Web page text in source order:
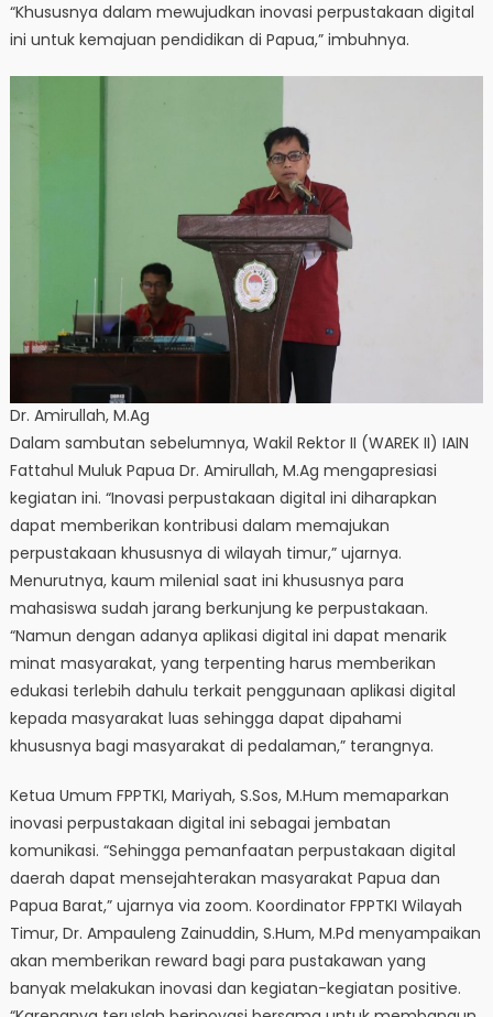
“Khususnya dalam mewujudkan inovasi perpustakaan digital
ini untuk kemajuan pendidikan di Papua,” imbuhnya.
Dr. Amirullah, M.Ag
Dalam sambutan sebelumnya, Wakil Rektor II (WAREK II) IAIN
Fattahul Muluk Papua Dr. Amirullah, M.Ag mengapresiasi
kegiatan ini. “Inovasi perpustakaan digital ini diharapkan
dapat memberikan kontribusi dalam memajukan
perpustakaan khususnya di wilayah timur,” ujarnya.
Menurutnya, kaum milenial saat ini khususnya para
mahasiswa sudah jarang berkunjung ke perpustakaan.
“Namun dengan adanya aplikasi digital ini dapat menarik
minat masyarakat, yang terpenting harus memberikan
edukasi terlebih dahulu terkait penggunaan aplikasi digital
kepada masyarakat luas sehingga dapat dipahami
khususnya bagi masyarakat di pedalaman,” terangnya.
Ketua Umum FPPTKI, Mariyah, S.Sos, M.Hum memaparkan
inovasi perpustakaan digital ini sebagai jembatan
komunikasi. “Sehingga pemanfaatan perpustakaan digital
daerah dapat mensejahterakan masyarakat Papua dan
Papua Barat,” ujarnya via zoom. Koordinator FPPTKI Wilayah
Timur, Dr. Ampauleng Zainuddin, S.Hum, M.Pd menyampaikan
akan memberikan reward bagi para pustakawan yang
banyak melakukan inovasi dan kegiatan-kegiatan positive.